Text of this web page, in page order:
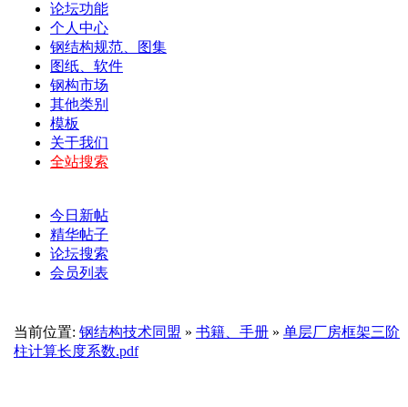
论坛功能
个人中心
钢结构规范、图集
图纸、软件
钢构市场
其他类别
模板
关于我们
全站搜索
今日新帖
精华帖子
论坛搜索
会员列表
当前位置: 钢结构技术同盟 » 书籍、手册 » 单层厂房框架三阶
柱计算长度系数.pdf